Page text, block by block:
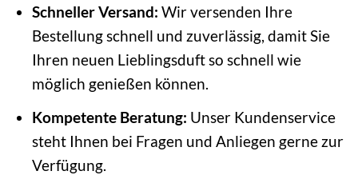
Schneller Versand: Wir versenden Ihre
Bestellung schnell und zuverlässig, damit Sie
Ihren neuen Lieblingsduft so schnell wie
möglich genießen können.
Kompetente Beratung: Unser Kundenservice
steht Ihnen bei Fragen und Anliegen gerne zur
Verfügung.